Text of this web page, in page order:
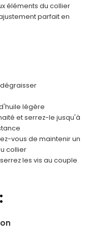
éléments du collier
parfait en
légère
et serrez-le jusqu'à
vous de maintenir un
collier
les vis au couple